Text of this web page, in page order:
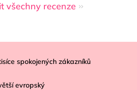
všechny recenze
spokojených zákazníků
evropský